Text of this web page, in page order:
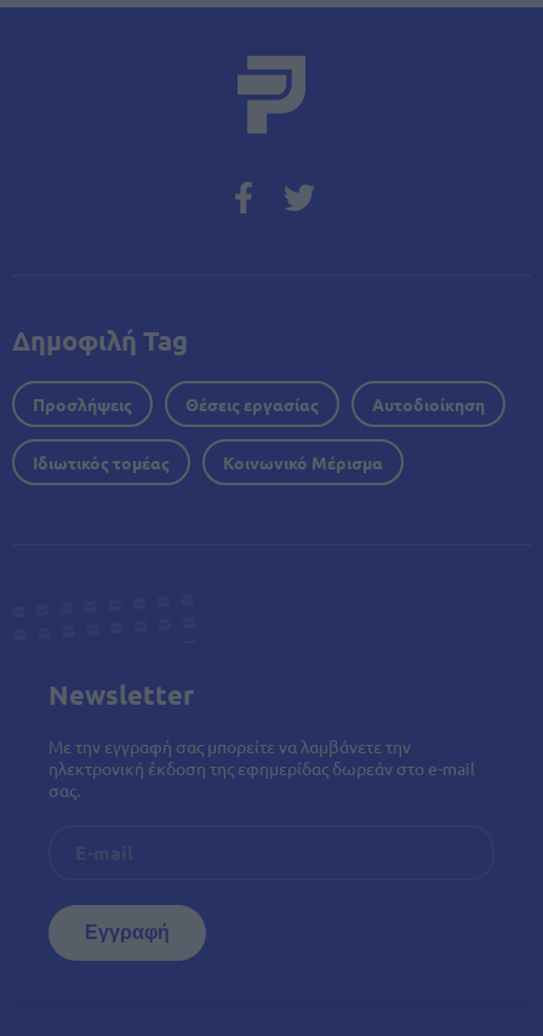
Δημοφιλή Tag
Προσλήψεις Θέσεις εργασίας Αυτοδιοίκηση
Ιδιωτικός τομέας Κοινωνικό Μέρισμα
Newsletter
Με την εγγραφή σας μπορείτε να λαμβάνετε την
ηλεκτρονική έκδοση της εφημερίδας δωρεάν στο e-mail
σας.